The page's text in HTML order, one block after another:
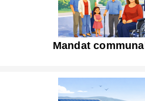
Mandat